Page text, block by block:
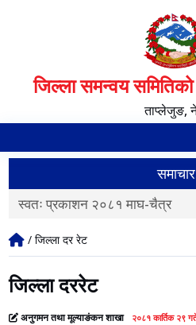
जिल्ला समन्वय
ताप्लेजुङ,
स्वतः प्रकाशन २०८१ माघ-चैत्र
/ जिल्ला दर रेट
जिल्ला दररेट
अनुगमन तथा मूल्याङंकन शाखा २०८१ कार्तिक २९